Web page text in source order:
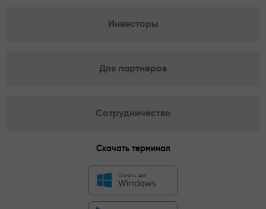
Инвесторы
Для партнеров
Сотрудничество
Скачать терминал